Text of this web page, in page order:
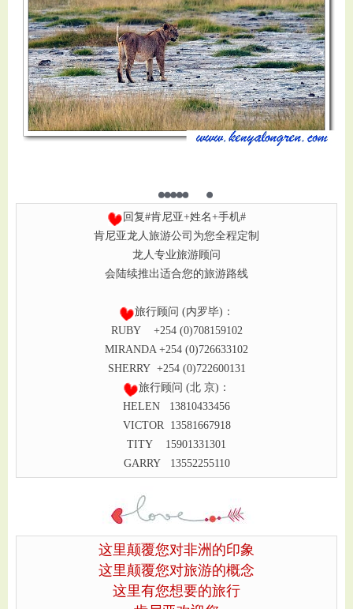
回复#肯尼亚+姓名+手机#
肯尼亚龙人旅游公司为您全程定制
龙人专业旅游顾问
会陆续推出适合您的旅游路线
旅行顾问 (内罗毕)：
RUBY +254 (0)708159102
MIRANDA +254 (0)726633102
SHERRY +254 (0)722600131
旅行顾问 (北 京)：
HELEN 13810433456
VICTOR 13581667918
TITY 15901331301
GARRY 13552255110
这里颠覆您对非洲的印象
这里颠覆您对旅游的概念
这里有您想要的旅行